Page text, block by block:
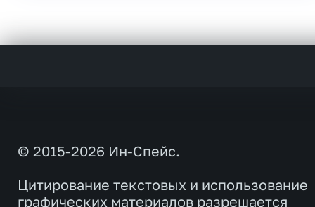
© 2015-2026 Ин-Спейс.
Цитирование текстовых и использование
графических материалов разрешается